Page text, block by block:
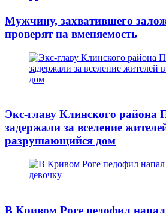
Мужчину, захватившего
проверят на вменяемость
Экс-главу Клинского района
задержали за вселение
разрушающийся дом
В Кривом Роге педофил